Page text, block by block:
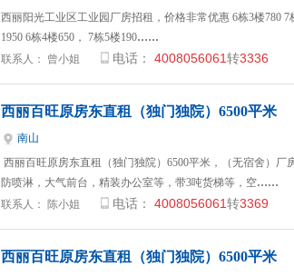
西丽阳光工业区工业园厂房招租，价格非常优惠 6栋3楼780 7
1950 6栋4楼650， 7栋5楼190……
联系人：
曾小姐 电话： 4008056061转3336
西丽百旺原房东直租（独门独院）6500平米
南山
西丽百旺原房东直租（独门独院）6500平米，（无宿舍）厂
防喷淋，大气前台，精装办公室等，带3吨货梯等，空……
联系人：
陈小姐 电话： 4008056061转3369
西丽百旺原房东直租（独门独院）6500平米